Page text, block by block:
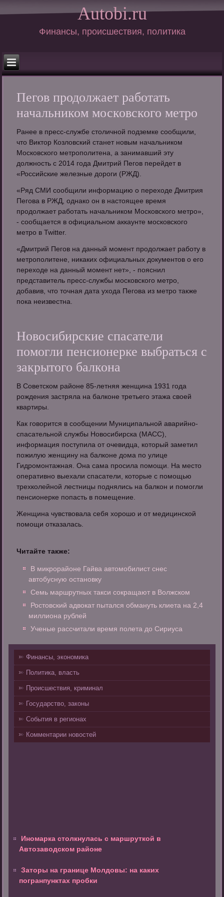
Autobi.ru
Финансы, происшествия, политика
Пегов продолжает работать
начальником московского метро
Ранее в пресс-службе столичной подземке сообщили,
что Виктор Козловский станет новым начальником
Московского метрополитена, а занимавший эту
должность с 2014 года Дмитрий Пегов перейдет в
«Российские железные дороги (РЖД).
«Ряд СМИ сообщили информацию о переходе Дмитрия
Пегова в РЖД, однако он в настоящее время
продолжает работать начальником Московского метро»,
- сообщается в официальном аккаунте московского
метро в Twitter.
«Дмитрий Пегов на данный момент продолжает работу в
метрополитене, никаких официальных документов о его
переходе на данный момент нет», - пояснил
представитель пресс-службы московского метро,
добавив, что точная дата ухода Пегова из метро также
пока неизвестна.
Новосибирские спасатели
помогли пенсионерке выбраться с
закрытого балкона
В Советском районе 85-летняя женщина 1931 года
рождения застряла на балконе третьего этажа своей
квартиры.
Как говорится в сообщении Муниципальной аварийно-
спасательной службы Новосибирска (МАСС),
информация поступила от очевидца, который заметил
пожилую женщину на балконе дома по улице
Гидромонтажная. Она сама просила помощи. На место
оперативно выехали спасатели, которые с помощью
трехколейной лестницы поднялись на балкон и помогли
пенсионерке попасть в помещение.
Женщина чувствовала себя хорошо и от медицинской
помощи отказалась.
Читайте также:
В микрорайоне Гайва автомобилист снес
автобусную остановку
Семь маршрутных такси сокращают в Волжском
Ростовский адвокат пытался обмануть клиета на 2,4
миллиона рублей
Ученые рассчитали время полета до Сириуса
Финансы, экономика
Политика, власть
Происшествия, криминал
Государство, законы
События в регионах
Комментарии новостей
Иномарка столкнулась с маршруткой в
Автозаводском районе
Заторы на границе Молдовы: на каких
погранпунктах пробки